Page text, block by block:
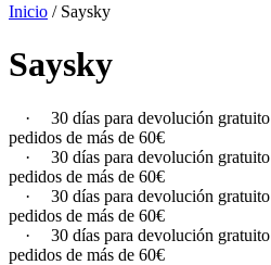
Inicio / Saysky
Saysky
· 30 días para devolución gratuito
pedidos de más de 60€
·
30 días para devolución gratuito
pedidos de más de 60€
·
30 días para devolución gratuito
pedidos de más de 60€
·
30 días para devolución gratuito
pedidos de más de 60€